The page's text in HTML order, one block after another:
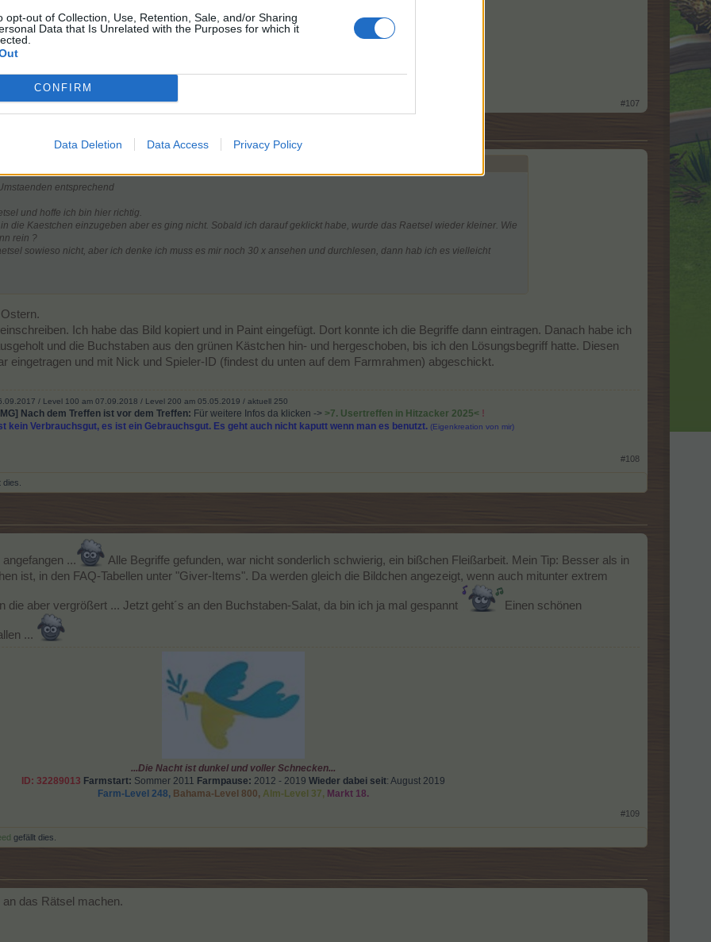
opt-out of Collection, Use, Retention, Sale, and/or Sharing
Data that Is Unrelated with the Purposes for which it
CONFIRM
Data Deletion Data Access Privacy Policy
#107
entsprechend
und hoffe ich bin hier richtig.
die Kaestchen einzugeben aber es ging nicht. Sobald ich darauf geklickt habe, wurde das Raetsel wieder kleiner. Wie
rein ?
sowieso nicht, aber ich denke ich muss es mir noch 30 x ansehen und durchlesen, dann hab ich es vielleicht
Ich habe das Bild kopiert und in Paint eingefügt. Dort konnte ich die Begriffe dann eintragen. Danach habe ich
und die Buchstaben aus den grünen Kästchen hin- und hergeschoben, bis ich den Lösungsbegriff hatte. Diesen
eingetragen und mit Nick und Spieler-ID (findest du unten auf dem Farmrahmen) abgeschickt.
/ Level 100 am 07.09.2018 / Level 200 am 05.05.2019 / aktuell 250
Nach dem Treffen ist vor dem Treffen: Für weitere Infos da klicken -> >7. Usertreffen in Hitzacker 2025< !
kein Verbrauchsgut, es ist ein Gebrauchsgut. Es geht auch nicht kaputt wenn man es benutzt. (Eigenkreation von mir)
#108
dies.
...
Alle Begriffe gefunden, war nicht sonderlich schwierig, ein bißchen Fleißarbeit. Mein Tip: Besser als in
ist, in den FAQ-Tabellen unter "Giver-Items". Da werden gleich die Bildchen angezeigt, wenn auch mitunter extrem
die aber vergrößert ... Jetzt geht´s an den Buchstaben-Salat, da bin ich ja mal gespannt Einen schönen
...
...Die Nacht ist dunkel und voller Schnecken...
ID: 32289013 Farmstart: Sommer 2011 Farmpause: 2012 - 2019 Wieder dabei seit: August 2019
Farm-Level 248, Bahama-Level 800, Alm-Level 37, Markt 18.
#109
gefällt dies.
das Rätsel machen.